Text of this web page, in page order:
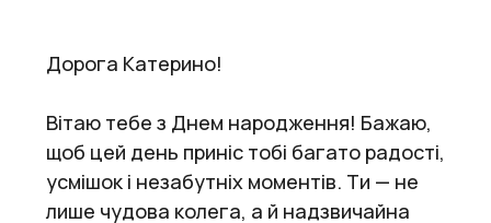
Дорога Катерино!
Вітаю тебе з Днем народження! Бажаю,
щоб цей день приніс тобі багато радості,
усмішок і незабутніх моментів. Ти — не
лише чудова колега, а й надзвичайна